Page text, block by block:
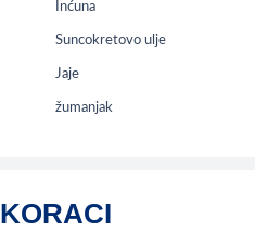
Inćuna
Suncokretovo ulje
Jaje
žumanjak
KORACI